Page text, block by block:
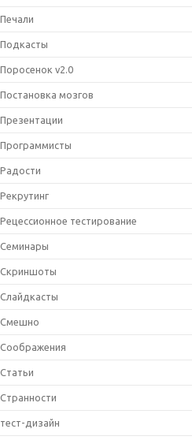
Печали
Подкасты
Поросенок v2.0
Постановка мозгов
Презентации
Программисты
Радости
Рекрутинг
Рецессионное тестирование
Семинары
Скриншоты
Слайдкасты
Смешно
Соображения
Статьи
Странности
тест-дизайн